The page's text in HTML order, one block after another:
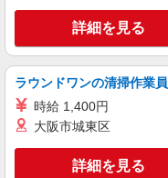
日）＝32万5600円
払い/週
時にご
当社規
ス「八潮駅」 ★その他、近隣に
す！
キープ
職業紹介
株式会社kotrio /●SW-S-
ッフ★
詳細を見る
ラウンドワンの清掃作業員
時給 1,400円
大阪市城東区
詳細を見る